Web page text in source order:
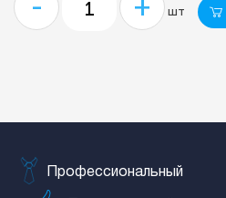
шт
Профессиональный